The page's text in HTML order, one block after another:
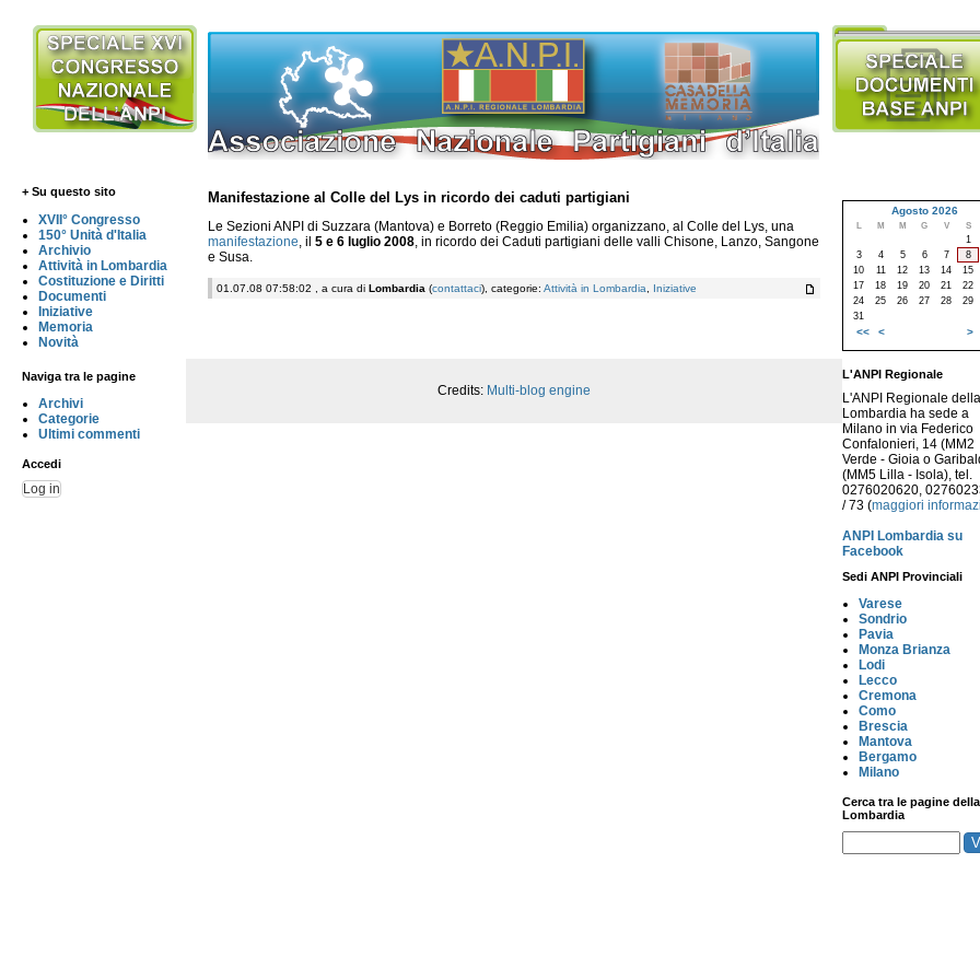
+ Su questo sito
XVII° Congresso
150° Unità d'Italia
Archivio
Attività in Lombardia
Costituzione e Diritti
Documenti
Iniziative
Memoria
Novità
Naviga tra le pagine
Archivi
Categorie
Ultimi commenti
Accedi
Log in
Manifestazione al Colle del Lys in ricordo dei caduti partigiani
Le Sezioni ANPI di Suzzara (Mantova) e Borreto (Reggio Emilia) organizzano, al Colle del Lys, una
manifestazione, il 5 e 6 luglio 2008, in ricordo dei Caduti partigiani delle valli Chisone, Lanzo, Sangone
e Susa.
01.07.08 07:58:02 , a cura di Lombardia (contattaci), categorie: Attività in Lombardia, Iniziative
Agosto 2026
L M M G V S
1
3
4 5 6 7 8
10
11 12 13 14 15
17
18 19 20 21 22
24
25 26 27 28 29
31
<< < >
L'ANPI Regionale
L'ANPI Regionale della
Lombardia ha sede a
Milano in via Federico
Confalonieri, 14 (MM2
Verde - Gioia o
(MM5 Lilla - Isola), tel.
0276020620,
/ 73 (maggiori
ANPI Lombardia su
Facebook
Sedi ANPI Provinciali
Varese
Sondrio
Pavia
Monza Brianza
Lodi
Lecco
Cremona
Como
Brescia
Mantova
Bergamo
Milano
Cerca tra le pagine della
Lombardia
Credits: Multi-blog engine